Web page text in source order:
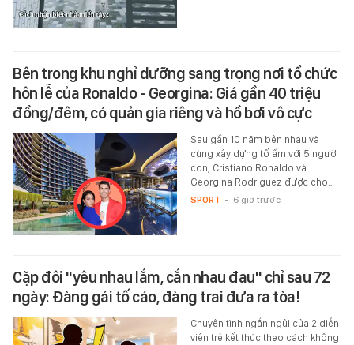
Bên trong khu nghỉ dưỡng sang trọng nơi tổ chức
hôn lễ của Ronaldo - Georgina: Giá gần 40 triệu
đồng/đêm, có quản gia riêng và hồ bơi vô cực
Sau gần 10 năm bên nhau và
cùng xây dựng tổ ấm với 5 người
con, Cristiano Ronaldo và
Georgina Rodriguez được cho…
SPORT - 6 giờ trước
Cặp đôi "yêu nhau lắm, cắn nhau đau" chỉ sau 72
ngày: Đàng gái tố cáo, đàng trai đưa ra tòa!
Chuyện tình ngắn ngủi của 2 diễn
viên trẻ kết thúc theo cách không